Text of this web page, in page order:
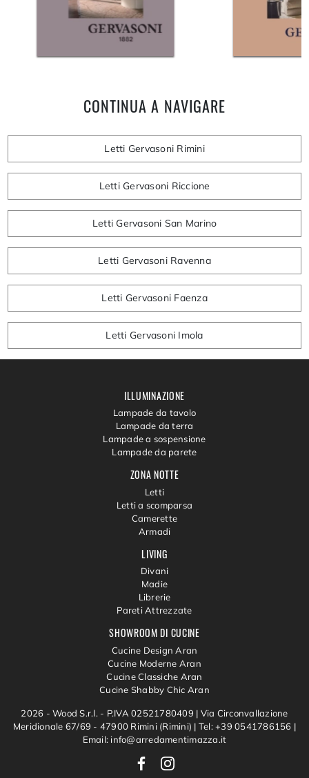
CONTINUA A NAVIGARE
Letti Gervasoni Rimini
Letti Gervasoni Riccione
Letti Gervasoni San Marino
Letti Gervasoni Ravenna
Letti Gervasoni Faenza
Letti Gervasoni Imola
SHOWROOM DI CUCINE
Cucine Design Aran
Cucine Moderne Aran
Cucine Classiche Aran
Cucine Shabby Chic Aran
LIVING
Divani
Madie
Librerie
Pareti Attrezzate
ZONA NOTTE
Letti
Letti a scomparsa
Camerette
Armadi
ILLUMINAZIONE
Lampade da tavolo
Lampade da terra
Lampade a sospensione
Lampade da parete
2026 - Wood S.r.l. - P.IVA 02521780409 | Via Circonvallazione
Meridionale 67/69 - 47900 Rimini (Rimini) | Tel: +39 0541786156 |
Email: info@arredamentimazza.it